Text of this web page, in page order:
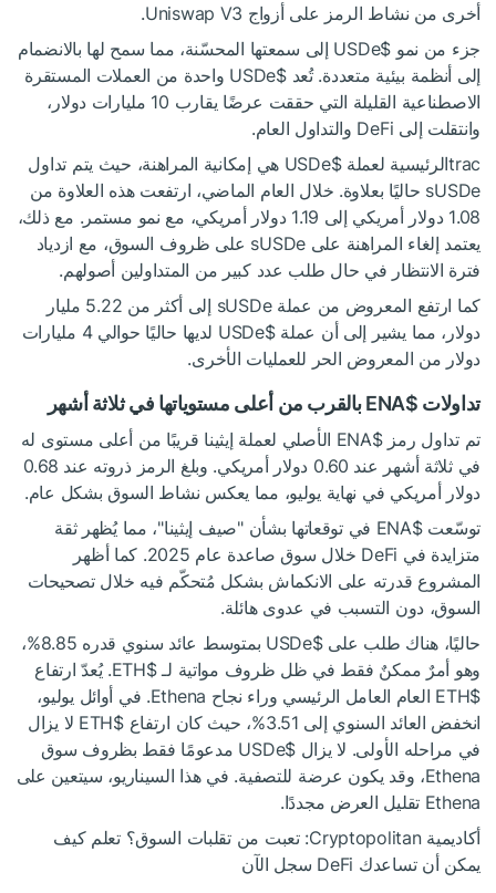
أخرى من نشاط الرمز على أزواج Uniswap V3.
جزء من نمو $USDe
إلى سمعتها المحسّنة، مما سمح لها بالانضمام
إلى أنظمة بيئية متعددة. تُعد$USDe
واحدة من العملات المستقرة
الاصطناعية القليلة التي حققت عرضًا يقارب 10 مليارات دولار،
وانتقلت إلى DeFi والتداول العام.
tracالرئيسية لعملة
$USDe
هي إمكانية المراهنة، حيث يتم تداول
sUSDe حاليًا بعلاوة. خلال العام الماضي، ارتفعت هذه العلاوة من
1.08 دولار أمريكي إلى 1.19 دولار أمريكي، مع نمو مستمر. مع ذلك،
يعتمد إلغاء المراهنة على sUSDe على ظروف السوق، مع ازدياد
فترة الانتظار في حال طلب عدد كبير من المتداولين أصولهم.
كما ارتفع المعروض من عملة sUSDe إلى أكثر من 5.22 مليار
دولار، مما يشير إلى أن عملة$USDe
لديها حاليًا حوالي 4 مليارات
دولار من المعروض الحر للعمليات الأخرى.
تداولات $ENA بالقرب من أعلى مستوياتها في ثلاثة أشهر
تم تداول رمز$ENA
الأصلي لعملة إيثينا قريبًا من أعلى مستوى له
في ثلاثة أشهر عند 0.60 دولار أمريكي. وبلغ الرمز ذروته عند 0.68
دولار أمريكي في نهاية يوليو، مما يعكس نشاط السوق بشكل عام.
توسّعت$ENA
في توقعاتها بشأن "صيف إيثينا"، مما يُظهر ثقة
متزايدة في DeFi خلال سوق صاعدة عام 2025. كما أظهر
المشروع قدرته على الانكماش بشكل مُتحكّم فيه خلال تصحيحات
السوق، دون التسبب في عدوى هائلة.
حاليًا، هناك طلب على$USDe
بمتوسط عائد سنوي قدره 8.85%،
وهو أمرٌ ممكنٌ فقط في ظل ظروف مواتية لـ$ETH
. يُعدّ ارتفاع
$ETH
العام العامل الرئيسي وراء نجاح Ethena. في أوائل يوليو،
انخفض العائد السنوي إلى 3.51%، حيث كان ارتفاع
$ETH
لا يزال
في مراحله الأولى. لا يزال $USDe
مدعومًا فقط بظروف سوق
Ethena، وقد يكون عرضة للتصفية. في هذا السيناريو، سيتعين على
Ethena تقليل العرض مجددًا.
أكاديمية Cryptopolitan: تعبت من تقلبات السوق؟ تعلم كيف
يمكن أن تساعدك DeFi سجل الآن